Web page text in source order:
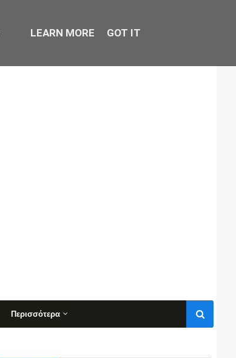
Περισσότερα
LEARN MORE GOT IT